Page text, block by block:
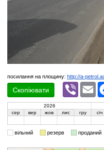
посилання на площину: http://a-
Скопіювати
Viber
2026
сер
вер жов лис гру січ
вільний резерв проданий